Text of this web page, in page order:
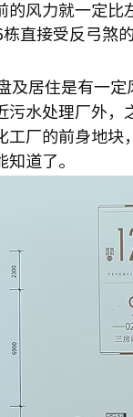
风力就一定
直接受反弓煞
居住是有一定
水处理厂外
厂的前身地
道了。